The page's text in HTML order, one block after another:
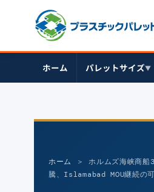
ホーム パレットサイズ▼
ホーム
＞ ホルムズ海峡商船
騰、Islamabad MOU継続の